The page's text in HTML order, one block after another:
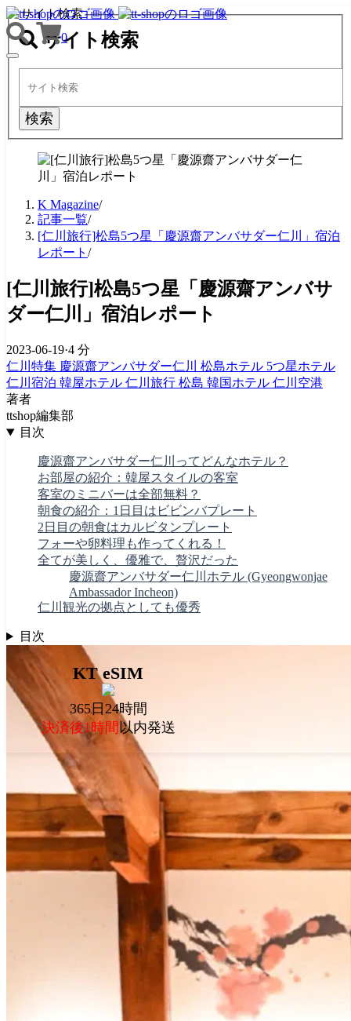
0
TOGGLE
NAVIGATION
KT eSIM
365日24時間
決済後1時間 以内発送
サイト検索
サイト検索
検索
K Magazine/
記事一覧/
[仁川旅行]松島5つ星「慶源齋アンバサダー仁川」宿泊
レポート /
[仁川旅行]松島5つ星「慶源齋アンバサ
ダー仁川」宿泊レポート
2023-06-19·4 分
仁川特集 慶源齋アンバサダー仁川 松島ホテル 5つ星ホテル
仁川宿泊 韓屋ホテル 仁川旅行 松島 韓国ホテル 仁川空港
著者
ttshop編集部
目次
慶源齋アンバサダー仁川ってどんなホテル？
お部屋の紹介：韓屋スタイルの客室
客室のミニバーは全部無料？
朝食の紹介：1日目はビビンバプレート
2日目の朝食はカルビタンプレート
フォーや卵料理も作ってくれる！
全てが美しく、優雅で、贅沢だった
慶源齋アンバサダー仁川ホテル (Gyeongwonjae
Ambassador Incheon)
仁川観光の拠点としても優秀
目次